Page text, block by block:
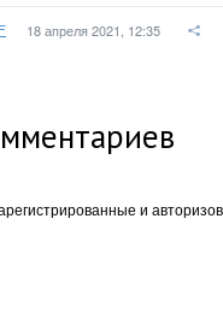
18 апреля 2021, 12:35
и